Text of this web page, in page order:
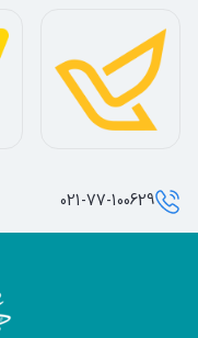
021-77-100629